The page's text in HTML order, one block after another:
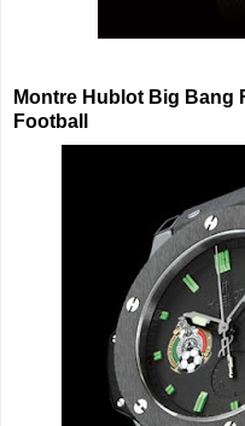
Montre Hublot Big Bang
Football